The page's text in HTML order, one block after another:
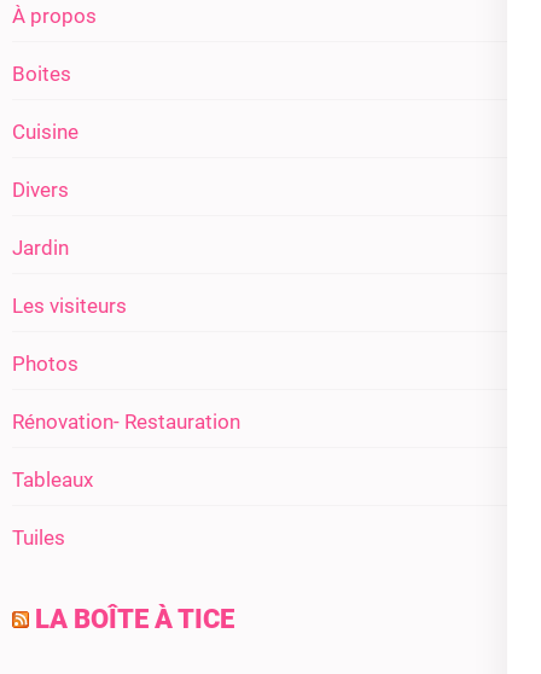
À propos
Boites
Cuisine
Divers
Jardin
Les visiteurs
Photos
Rénovation- Restauration
Tableaux
Tuiles
LA BOÎTE À TICE